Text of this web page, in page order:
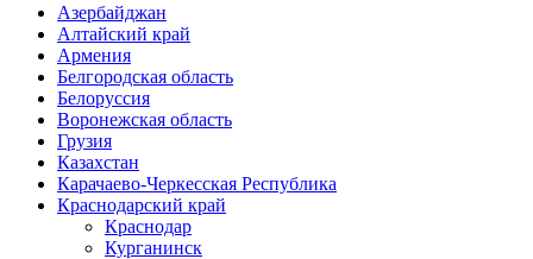
Азербайджан
Алтайский край
Армения
Белгородская область
Белоруссия
Воронежская область
Грузия
Казахстан
Карачаево-Черкесская Республика
Краснодарский край
Краснодар
Курганинск